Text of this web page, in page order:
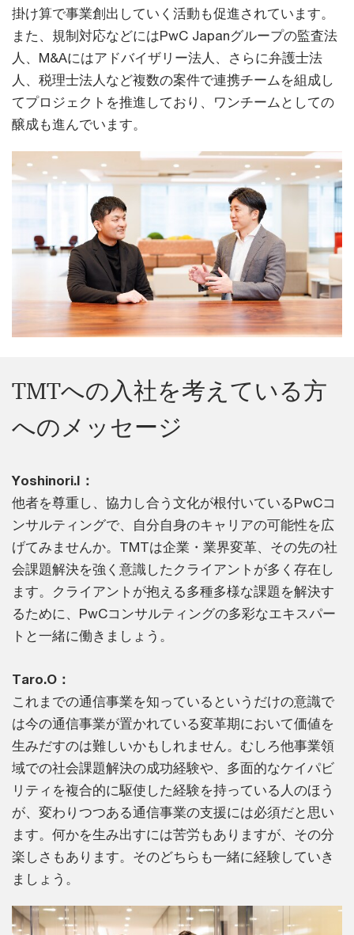
掛け算で事業創出していく活動も促進されています。
また、規制対応などにはPwC Japanグループの監査法
人、M&Aにはアドバイザリー法人、さらに弁護士法
人、税理士法人など複数の案件で連携チームを組成し
てプロジェクトを推進しており、ワンチームとしての
醸成も進んでいます。
TMTへの入社を考えている方
へのメッセージ
Yoshinori.I：
他者を尊重し、協力し合う文化が根付いているPwCコ
ンサルティングで、自分自身のキャリアの可能性を広
げてみませんか。TMTは企業・業界変革、その先の社
会課題解決を強く意識したクライアントが多く存在し
ます。クライアントが抱える多種多様な課題を解決す
るために、PwCコンサルティングの多彩なエキスパー
トと一緒に働きましょう。
Taro.O：
これまでの通信事業を知っているというだけの意識で
は今の通信事業が置かれている変革期において価値を
生みだすのは難しいかもしれません。むしろ他事業領
域での社会課題解決の成功経験や、多面的なケイパビ
リティを複合的に駆使した経験を持っている人のほう
が、変わりつつある通信事業の支援には必須だと思い
ます。何かを生み出すには苦労もありますが、その分
楽しさもあります。そのどちらも一緒に経験していき
ましょう。